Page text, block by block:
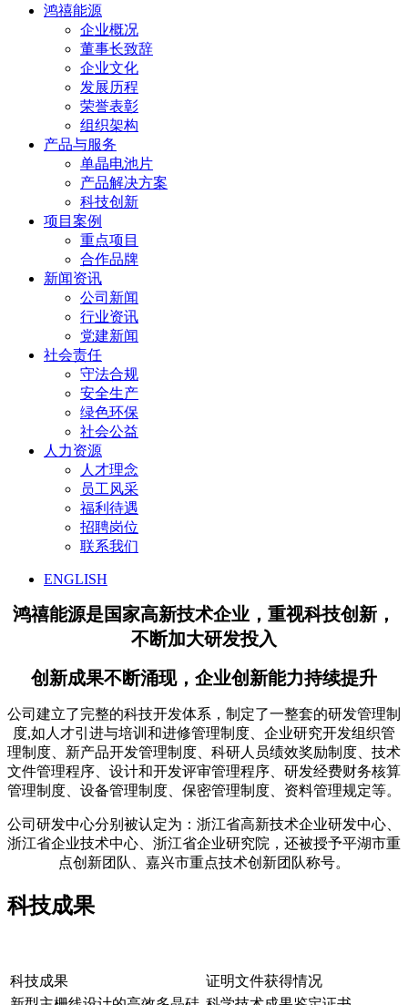
鸿禧能源
企业概况
董事长致辞
企业文化
发展历程
荣誉表彰
组织架构
产品与服务
单晶电池片
产品解决方案
科技创新
项目案例
重点项目
合作品牌
新闻资讯
公司新闻
行业资讯
党建新闻
社会责任
守法合规
安全生产
绿色环保
社会公益
人力资源
人才理念
员工风采
福利待遇
招聘岗位
联系我们
ENGLISH
鸿禧能源是国家高新技术企业， 重视科技创新，
不断加大研发投入
创新成果不断涌现，企业创新能力持续提升
公司建立了完整的科技开发体系，制定了一整套的研发管理制
度,如人才引进与培训和进修管理制度、企业研究开发组织管
理制度、新产品开发管理制度、科研人员绩效奖励制度、技术
文件管理程序、设计和开发评审管理程序、研发经费财务核算
管理制度、设备管理制度、保密管理制度、资料管理规定等。
公司研发中心分别被认定为：浙江省高新技术企业研发中心、
浙江省企业技术中心、浙江省企业研究院，还被授予平湖市重
点创新团队、嘉兴市重点技术创新团队称号。
科技成果
科技成果
证明文件获得情况